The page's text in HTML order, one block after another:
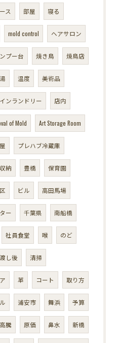
ス 部屋 寝る
mold control ヘアサロン
プー台 焼き鳥 焼鳥店
温度 美術品
ンランドリー 店内
of Mold Art Storage Room
プレハブ冷蔵庫
収納 豊橋 保育園
ビル 高田馬場
ー 千葉県 南船橋
社員食堂 喉 のど
し後 清掃
革 コート 取り方
浦安市 舞浜 予算
騰 原価 鼻水 新橋